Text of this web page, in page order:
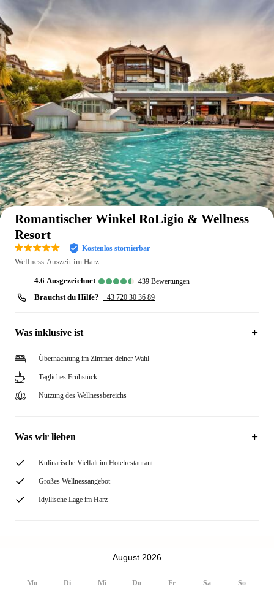
Auf der Karte anzeigen
Romantischer Winkel RoLigio & Wellness
Resort
Kostenlos stornierbar
Wellness-Auszeit im Harz
4.6 ausgezeichnet 439 Bewertungen
Brauchst du Hilfe? +43 720 30 36 89
Was inklusive ist
Übernachtung im Zimmer deiner Wahl
Tägliches Frühstück
Nutzung des Wellnessbereichs
Was wir lieben
Kulinarische Vielfalt im Hotelrestaurant
Großes Wellnessangebot
Idyllische Lage im Harz
August 2026
Mo Di Mi Do Fr Sa So